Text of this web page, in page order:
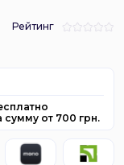
Рейтинг
сумму от 700 грн.